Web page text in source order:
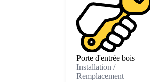
Porte d'entrée bois
Installation /
Remplacement